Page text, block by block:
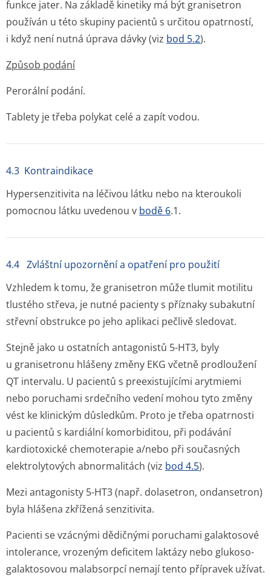
funkce jater. Na základě kinetiky má být granisetron
používán u této skupiny pacientů s určitou opatrností,
i když není nutná úprava dávky (viz bod 5.2).
Způsob podání
Perorální podání.
Tablety je třeba polykat celé a zapít vodou.
4.3 Kontraindikace
Hypersenzitivita na léčivou látku nebo na kteroukoli
pomocnou látku uvedenou v bodě 6.1.
4.4 Zvláštní upozornění a opatření pro použití
Vzhledem k tomu, že granisetron může tlumit motilitu
tlustého střeva, je nutné pacienty s příznaky subakutní
střevní obstrukce po jeho aplikaci pečlivě sledovat.
Stejně jako u ostatních antagonistů 5-HT3, byly
u granisetronu hlášeny změny EKG včetně prodloužení
QT intervalu. U pacientů s preexistujícími arytmiemi
nebo poruchami srdečního vedení mohou tyto změny
vést ke klinickým důsledkům. Proto je třeba opatrnosti
u pacientů s kardiální komorbiditou, při podávání
kardiotoxické chemoterapie a/nebo při současných
elektrolytových abnormalitách (viz bod 4.5).
Mezi antagonisty 5-HT3 (např. dolasetron, ondansetron)
byla hlášena zkřížená senzitivita.
Pacienti se vzácnými dědičnými poruchami galaktosové
intolerance, vrozeným deficitem laktázy nebo glukoso-
galaktosovou malabsorpcí nemají tento přípravek užívat.